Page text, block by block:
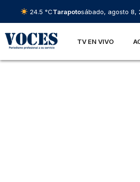
24.5 °CTarapotosábado, agosto 8,
TV EN VIVO